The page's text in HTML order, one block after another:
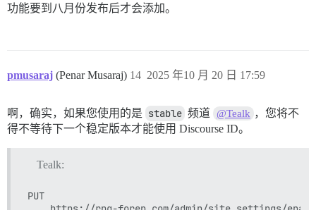
功能要到八月份发布后才会添加。
pmusaraj (Penar Musaraj) 2025 年10 月 20 日 17:59
14
啊，确实，如果您使用的是 stable 频道 @Tealk ，您将不
得不等待下一个稳定版本才能使用 Discourse ID。
Tealk:
PUT